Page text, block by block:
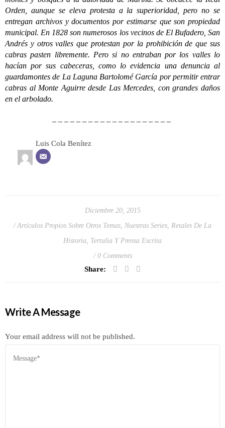
Orden, aunque se eleva protesta a la superioridad, pero no se
entregan archivos y documentos por estimarse que son propiedad
municipal. En 1828 son numerosos los vecinos de El Bufadero, San
Andrés y otros valles que protestan por la prohibición de que sus
cabras pasten libremente. Pero si no entraban por los valles lo
hacían por sus cabeceras, como lo evidencia una denuncia al
guardamontes de La Laguna Bartolomé García por permitir entrar
cabras al Monte Aguirre desde Las Mercedes, con grandes daños
en el arbolado.
– – – – – – – – – – – – – – – – – – – –
Luis Cola Benítez
Diciembre 20, 2015
Artículos Propios Sobre Otros Temas Nuestras Series Retales De La
Historia Tertulia Y Prensa Escrita
0 Comments
Share:
Write A Message
Your email address will not be published.